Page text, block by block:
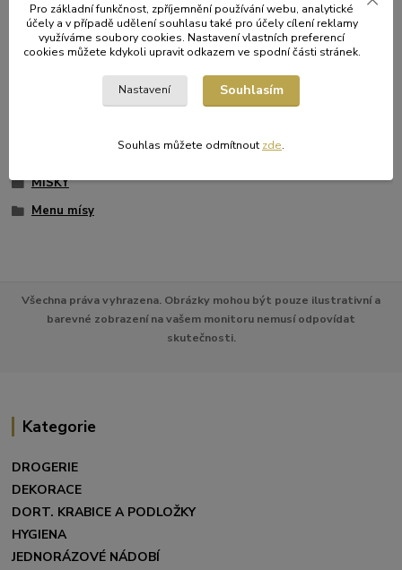
Široká síť výdejen
dodání Zásilkovnou cena dopravy 79,- Kč
Původ zboží
Zboží zařazeno v kategoriích
MISKY
Menu mísy
Všechna práva vyhrazena. Obrázky mohou být pouze ilustrativní a
barevné zobrazení na vašem monitoru nemusí odpovídat
skutečnosti.
Kategorie
DROGERIE
DEKORACE
DORT. KRABICE A PODLOŽKY
HYGIENA
JEDNORÁZOVÉ NÁDOBÍ
Pro základní funkčnost, zpříjemnění používání webu, analytické
účely a v případě udělení souhlasu také pro účely cílení reklamy
využíváme soubory cookies. Nastavení vlastních preferencí
cookies můžete kdykoli upravit odkazem ve spodní části stránek.
Nastavení Souhlasím
Souhlas můžete odmítnout zde.